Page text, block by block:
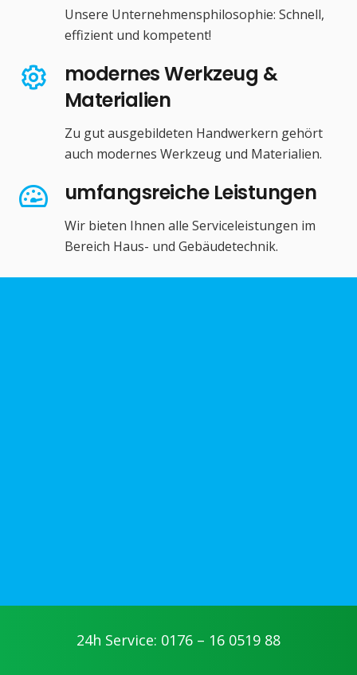
Unsere Unternehmensphilosophie: Schnell,
effizient und kompetent!
modernes Werkzeug &
Materialien
Zu gut ausgebildeten Handwerkern gehört
auch modernes Werkzeug und Materialien.
umfangsreiche Leistungen
Wir bieten Ihnen alle Serviceleistungen im
Bereich Haus- und Gebäudetechnik.
24h Service: 0176 – 16 0519 88